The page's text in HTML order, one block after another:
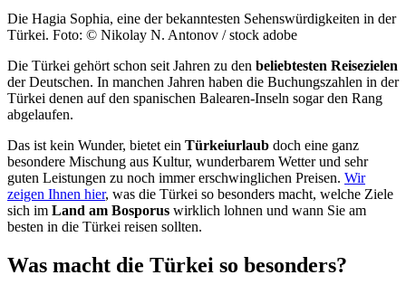
Die Hagia Sophia, eine der bekanntesten Sehenswürdigkeiten in der
Türkei. Foto: © Nikolay N. Antonov / stock adobe
Die Türkei gehört schon seit Jahren zu den beliebtesten Reisezielen
der Deutschen. In manchen Jahren haben die Buchungszahlen in der
Türkei denen auf den spanischen Balearen-Inseln sogar den Rang
abgelaufen.
Das ist kein Wunder, bietet ein Türkeiurlaub doch eine ganz
besondere Mischung aus Kultur, wunderbarem Wetter und sehr
guten Leistungen zu noch immer erschwinglichen Preisen. Wir
zeigen Ihnen hier, was die Türkei so besonders macht, welche Ziele
sich im Land am Bosporus wirklich lohnen und wann Sie am
besten in die Türkei reisen sollten.
Was macht die Türkei so besonders?